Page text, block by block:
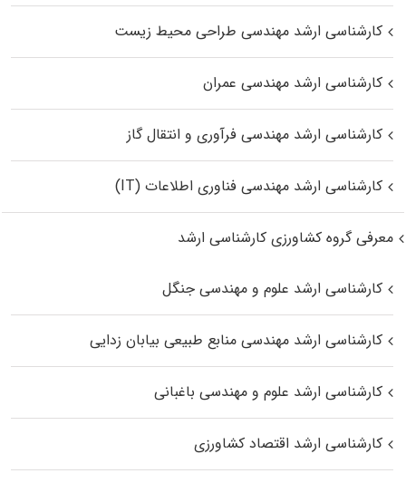
کارشناسی ارشد مهندسی طراحی محیط زیست
کارشناسی ارشد مهندسی عمران
کارشناسی ارشد مهندسی فرآوری و انتقال گاز
کارشناسی ارشد مهندسی فناوری اطلاعات (IT)
معرفی گروه کشاورزی کارشناسی ارشد
کارشناسی ارشد علوم و مهندسی جنگل
کارشناسی ارشد مهندسی منابع طبیعی بیابان زدایی
کارشناسی ارشد علوم و مهندسی باغبانی
کارشناسی ارشد اقتصاد کشاورزی